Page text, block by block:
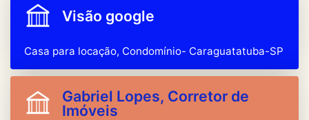
Visão google
Casa para locação, Condomínio- Caraguatatuba-SP
Gabriel Lopes, Corretor de
Imóveis